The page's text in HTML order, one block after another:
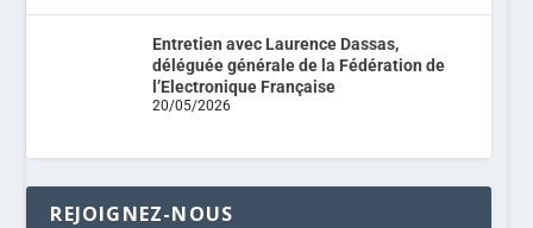
Entretien avec Laurence Dassas,
déléguée générale de la Fédération de
l’Electronique Française
20/05/2026
REJOIGNEZ-NOUS